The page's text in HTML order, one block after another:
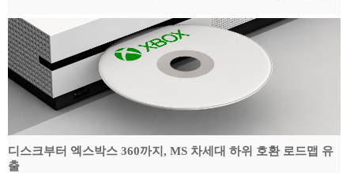
디스크부터 엑스박스 360까지, MS 차세대 하위 호환 로드맵 유
출